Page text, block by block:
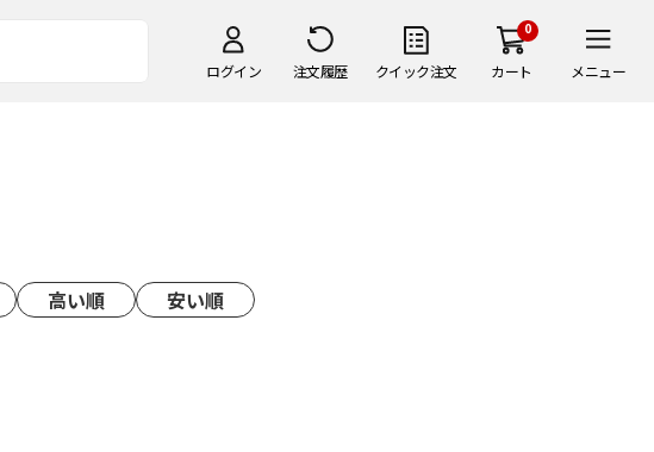
ログイン 注文履歴 クイック注文
0
カート メニュー
高い順 安い順